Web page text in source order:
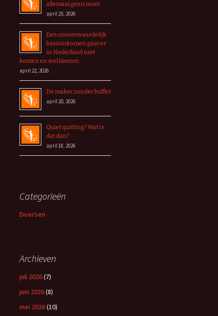
allemaal geen moer
april 25, 2026
Een onvoorwaardelijk
basisinkomen gaat er
in Nederland niet
komen en wel hierom
april 22, 2026
De maker zonder buffer
april 20, 2026
Quiet quitting? Wat is
dat dan?
april 18, 2026
Categorieën
Diversen
Archieven
juli 2026(7)
juni 2026(8)
mei 2026(10)